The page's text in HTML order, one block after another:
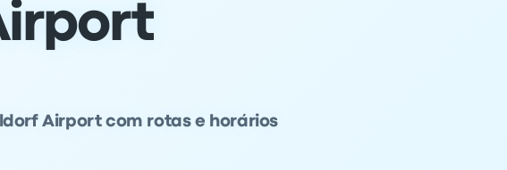
Airport com rotas e horários